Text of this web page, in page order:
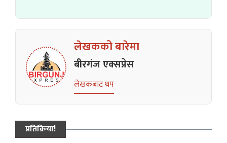
लेखकको बारेमा
बीरगंज एक्सप्रेस
लेखकबाट थप
प्रतिक्रिया!